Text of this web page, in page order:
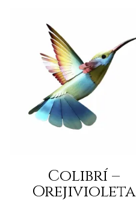
Colibrí –
Orejivioleta